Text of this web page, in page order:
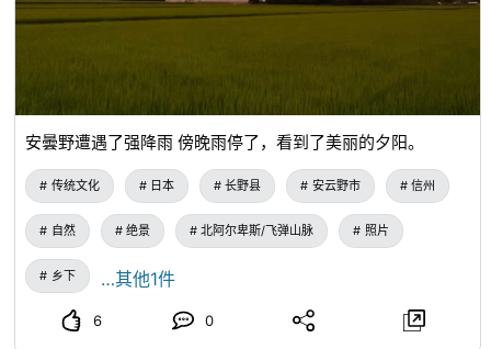
安曇野遭遇了强降雨 傍晚雨停了，看到了美丽的夕阳。
传统文化 日本 长野县 安云野市 信州
自然 绝景 北阿尔卑斯/飞弹山脉 照片
乡下 …其他1件
6 0